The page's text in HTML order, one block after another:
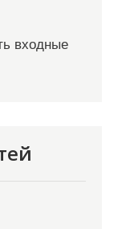
входные